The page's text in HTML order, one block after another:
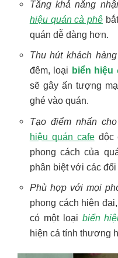
Tăng khả năng
hiệu quán cà phê
quán dễ dàng hơn.
Thu hút khách
đêm, loại biển hiệu
sẽ gây ấn tượng
ghé vào quán.
Tạo điểm nhấn
hiệu quán cafeđộc
phong cách của
phân biệt với các đối
Phù hợp với mọi
phong cách hiện
có một loại biển
hiện cá tính thương